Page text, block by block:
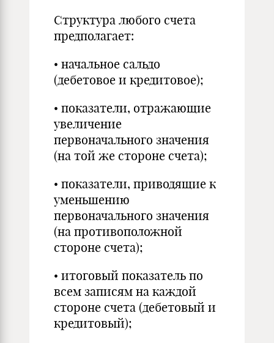
Структура любого счета
предполагает:
• начальное сальдо
(дебетовое и кредитовое);
• показатели, отражающие
увеличение
первоначального значения
(на той же стороне счета);
• показатели, приводящие к
уменьшению
первоначального значения
(на противоположной
стороне счета);
• итоговый показатель по
всем записям на каждой
стороне счета (дебетовый и
кредитовый);